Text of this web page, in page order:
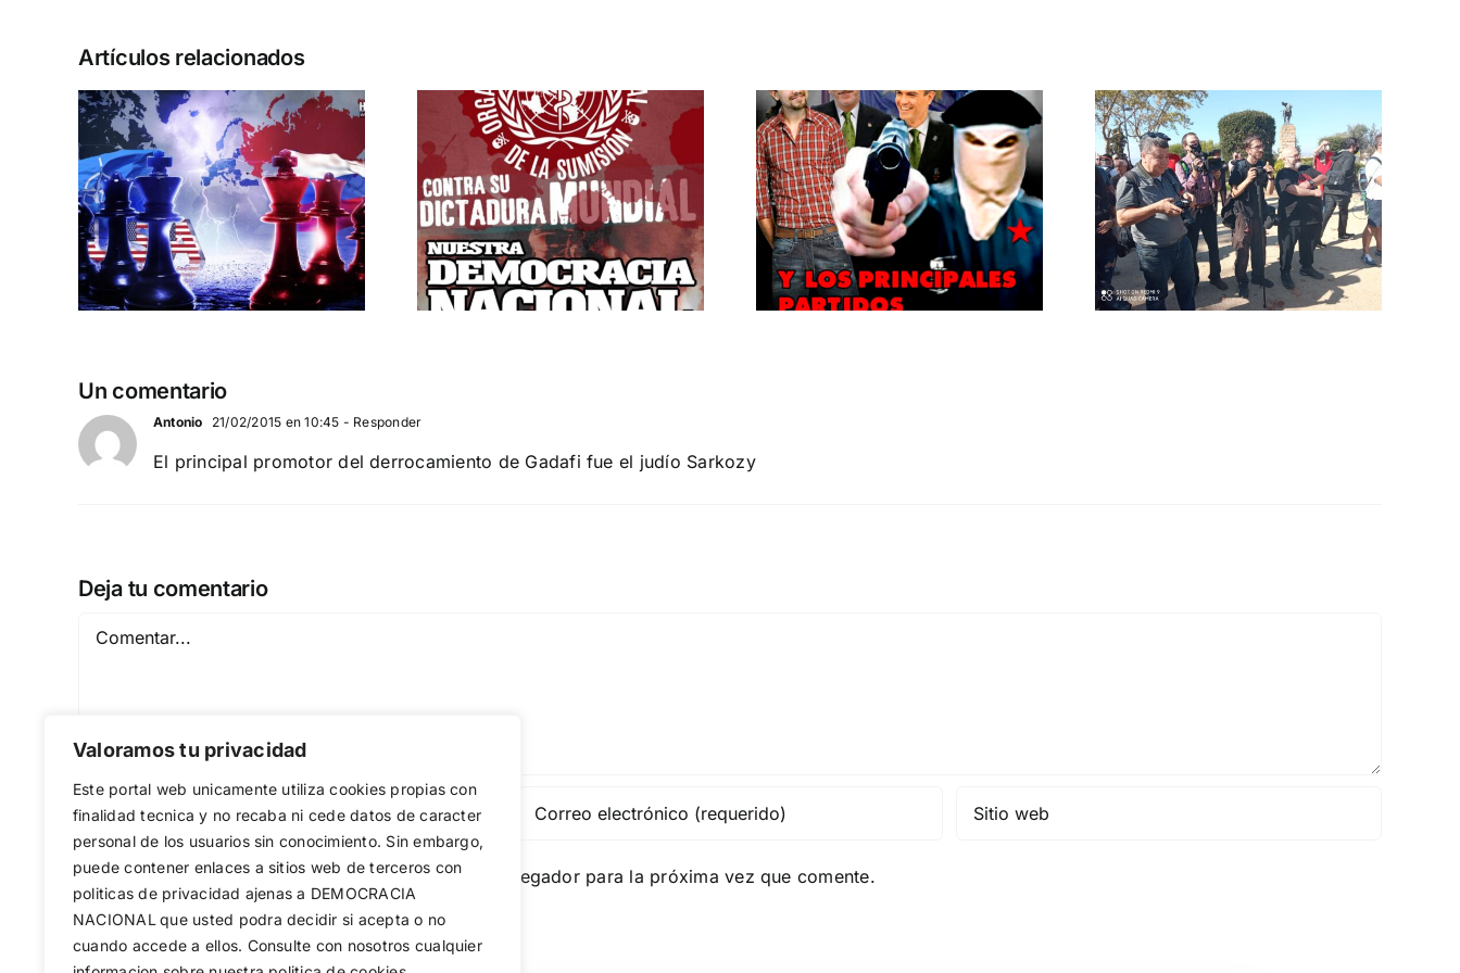
Valoramos tu privacidad
Este portal web unicamente utiliza cookies propias con
finalidad tecnica y no recaba ni cede datos de caracter
personal de los usuarios sin conocimiento. Sin embargo,
puede contener enlaces a sitios web de terceros con
politicas de privacidad ajenas a DEMOCRACIA
NACIONAL que usted podra decidir si acepta o no
cuando accede a ellos. Consulte con nosotros cualquier
Artículos relacionados
¿Quién o quiénes
son el enemigo?
CARTAS A DN
ETA política.
10 años del falso sin de ETA militar.
¿Por qué se oculta
el mítin del 12-O en
MONTJUIC?
Silencio mediático.
Un comentario
Antonio 21/02/2015 en 10:45 - Responder
El principal promotor del derrocamiento de Gadafi fue el judío Sarkozy
Deja tu comentario
Comentar
Guardar mi nombre, email y sitio web en este navegador para la próxima vez que comente.